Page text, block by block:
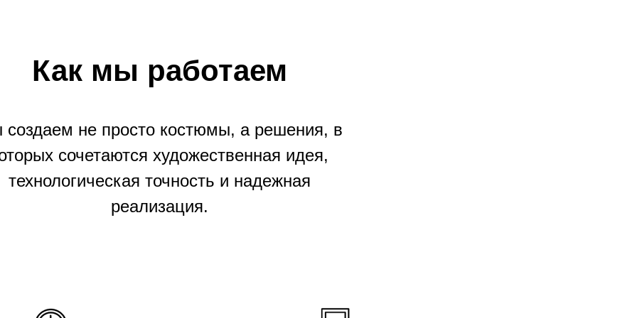
Как мы работаем
не просто костюмы, а решения, в
сочетаются художественная идея,
технологическая точность и надежная
реализация.